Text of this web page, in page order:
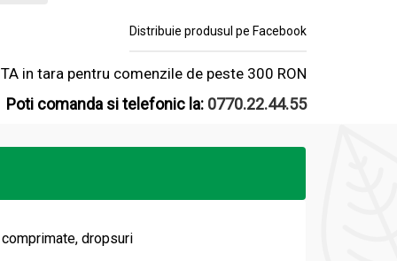
Distribuie produsul pe Facebook
in tara pentru comenzile de peste 300 RON
Poti comanda si telefonic la: 0770.22.44.55
dropsuri